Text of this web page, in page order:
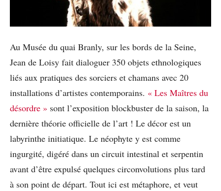
Au Musée du quai Branly, sur les bords de la Seine,
Jean de Loisy fait dialoguer 350 objets ethnologiques
liés aux pratiques des sorciers et chamans avec 20
installations d’artistes contemporains. « Les Maîtres du
désordre » sont l’exposition blockbuster de la saison, la
dernière théorie officielle de l’art ! Le décor est un
labyrinthe initiatique. Le néophyte y est comme
ingurgité, digéré dans un circuit intestinal et serpentin
avant d’être expulsé quelques circonvolutions plus tard
à son point de départ. Tout ici est métaphore, et veut